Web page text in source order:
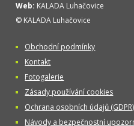
Web: KALADA Luhačovice
© KALADA Luhačovice
Obchodní podmínky
Kontakt
Fotogalerie
Zásady používání cookies
Ochrana osobních údajů (GDPR)
Návody a bezpečnostní